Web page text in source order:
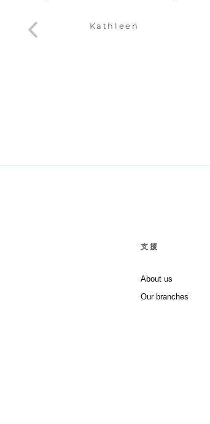
Kathleen
支援
About us
Our branches